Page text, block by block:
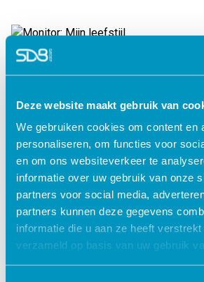
Deze website maakt gebruik van
We gebruiken cookies om content en
personaliseren, om functies voor
en om ons websiteverkeer te
informatie over uw gebruik van onze
partners voor social media,
partners kunnen deze gegevens
informatie die u aan ze heeft
verzameld op basis van uw gebruik
Monitor: Mijn leefstijl